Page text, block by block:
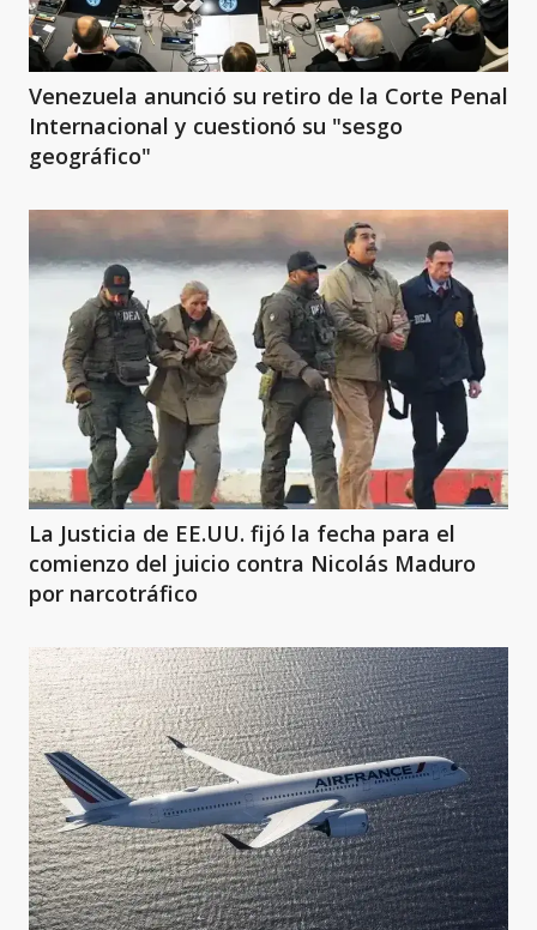
Venezuela anunció su retiro de la Corte Penal
Internacional y cuestionó su "sesgo
geográfico"
La Justicia de EE.UU. fijó la fecha para el
comienzo del juicio contra Nicolás Maduro
por narcotráfico